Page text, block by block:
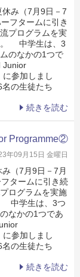
み（7月9日－7
フタームに引き
プログラムを実
。 中学生は、3
のなかの1つで
Junior
参加しまし
の生徒たち
続きを読む
Programme②
年09月15日 金曜日
（7月9日－7月
タームに引き続
ログラムを実施
中学生は、3つ
なかの1つであ
参加しまし
の生徒たち
続きを読む